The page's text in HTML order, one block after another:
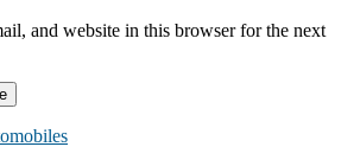
and website in this browser for the next